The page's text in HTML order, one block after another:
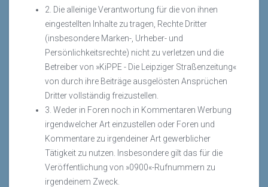
2. Die alleinige Verantwortung für die von ihnen
eingestellten Inhalte zu tragen, Rechte Dritter
(insbesondere Marken-, Urheber- und
Persönlichkeitsrechte) nicht zu verletzen und die
Betreiber von »KiPPE - Die Leipziger Straßenzeitung«
von durch ihre Beiträge ausgelösten Ansprüchen
Dritter vollständig freizustellen.
3. Weder in Foren noch in Kommentaren Werbung
irgendwelcher Art einzustellen oder Foren und
Kommentare zu irgendeiner Art gewerblicher
Tätigkeit zu nutzen. Insbesondere gilt das für die
Veröffentlichung von »0900«-Rufnummern zu
irgendeinem Zweck.